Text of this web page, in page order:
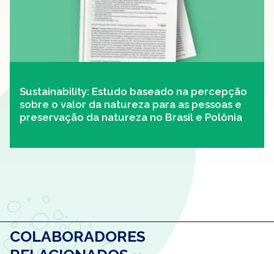
Sustainability: Estudo baseado na percepção
sobre o valor da natureza para as pessoas e
preservação da natureza no Brasil e Polônia
COLABORADORES